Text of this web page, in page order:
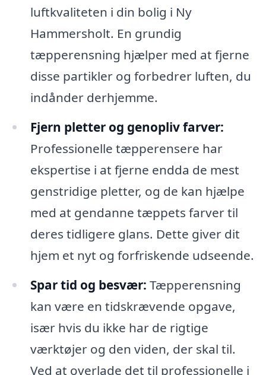
luftkvaliteten i din bolig i Ny
Hammersholt. En grundig
tæpperensning hjælper med at fjerne
disse partikler og forbedrer luften, du
indånder derhjemme.
Fjern pletter og genopliv farver:
Professionelle tæpperensere har
ekspertise i at fjerne endda de mest
genstridige pletter, og de kan hjælpe
med at gendanne tæppets farver til
deres tidligere glans. Dette giver dit
hjem et nyt og forfriskende udseende.
Spar tid og besvær: Tæpperensning
kan være en tidskrævende opgave,
især hvis du ikke har de rigtige
værktøjer og den viden, der skal til.
Ved at overlade det til professionelle i